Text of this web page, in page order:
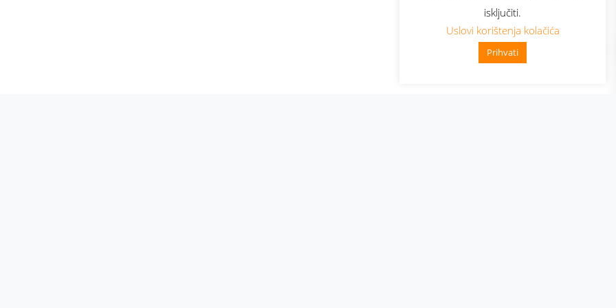
isključiti.
Uslovi korištenja kolačića
Prihvati
👋 Zdravo, kako mogu pomoći?